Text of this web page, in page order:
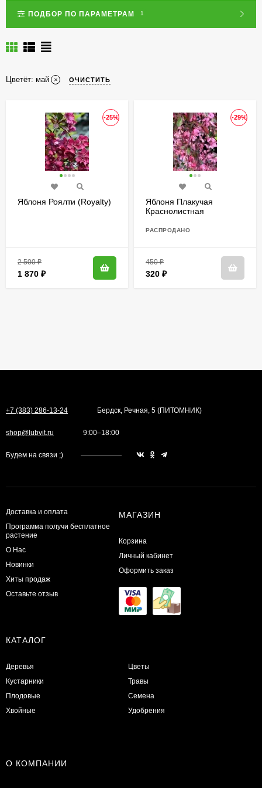
ПОДБОР ПО ПАРАМЕТРАМ 1
Цветёт: май ОЧИСТИТЬ
-25%
Яблоня Роялти (Royalty)
2 500₽
1 870 ₽
-29%
Яблоня Плакучая
Краснолистная
РАСПРОДАНО
450₽
320 ₽
+7 (383) 286-13-24 Бердск, Речная, 5 (ПИТОМНИК)
shop@lubvit.ru 9:00–18:00
Будем на связи ;)
Доставка и оплата
Программа получи бесплатное
растение
О Нас
Новинки
Хиты продаж
Оставьте отзыв
МАГАЗИН
Корзина
Личный кабинет
Оформить заказ
КАТАЛОГ
Деревья
Кустарники
Плодовые
Хвойные
Цветы
Травы
Семена
Удобрения
О КОМПАНИИ